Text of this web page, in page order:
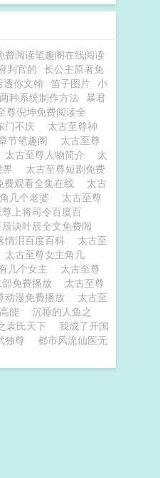
费阅读笔趣阁在线阅读
判官的 长公主原著免
透你文翰 笛子图片 小
种系统制作方法 暴君
尊倪坤免费阅读全
门不庆
太古至尊神
节笔趣阁
太古至尊
太古至尊人物简介
太
太古至尊短剧免费
费观看全集在线
太古
几个老婆
太古至尊
上将司令百度百
诀叶辰全文免费阅
情泪百度百科
太古至
太古至尊女主角几
几个女主
太古至尊
免费播放
太古至尊
动漫免费播放
太古至
能
沉睡的人鱼之
袁氏天下
我成了开国
独尊
都市风流仙医无